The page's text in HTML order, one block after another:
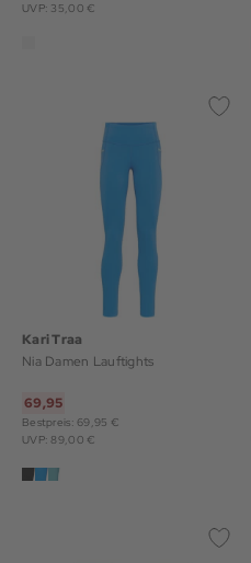
UVP: 35,00 €
Kari Traa
Nia Damen Lauftights
69,95
Bestpreis: 69,95 €
UVP: 89,00 €